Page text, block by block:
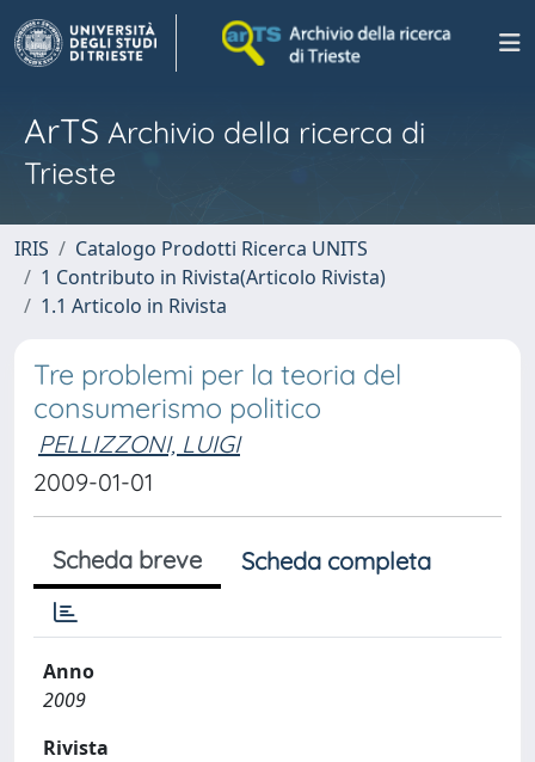
ArTS Archivio della ricerca di
Trieste
IRIS
Catalogo Prodotti Ricerca UNITS
1 Contributo in Rivista(Articolo Rivista)
1.1 Articolo in Rivista
Tre problemi per la teoria del
consumerismo politico
PELLIZZONI, LUIGI
2009-01-01
Scheda breve Scheda completa
Anno
2009
Rivista